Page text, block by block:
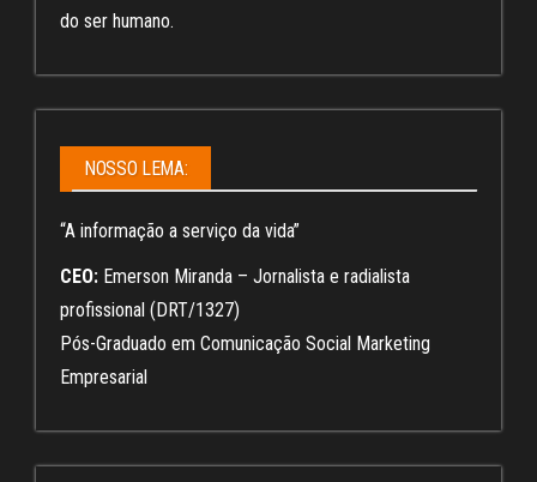
do ser humano.
NOSSO LEMA:
“A informação a serviço da vida”
CEO: Emerson Miranda – Jornalista e radialista
profissional (DRT/1327)
Pós-Graduado em Comunicação Social Marketing
Empresarial